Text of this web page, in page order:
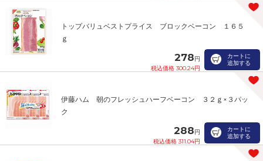
トップバリュベストプライス ブロックベーコン １６５
ｇ
278円
税込価格 300.24円
カートに
追加する
伊藤ハム 朝のフレッシュハーフベーコン ３２ｇ×３パッ
ク
288円
税込価格 311.04円
カートに
追加する